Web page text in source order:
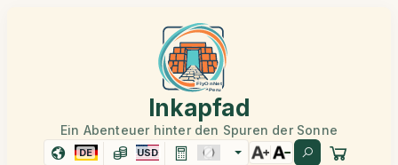
Inkapfad
Ein Abenteuer hinter den Spuren der Sonne
DE USD